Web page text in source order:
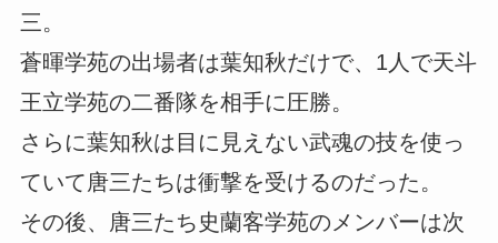
三。
蒼暉学苑の出場者は葉知秋だけで、1人で天斗
王立学苑の二番隊を相手に圧勝。
さらに葉知秋は目に見えない武魂の技を使っ
ていて唐三たちは衝撃を受けるのだった。
その後、唐三たち史蘭客学苑のメンバーは次